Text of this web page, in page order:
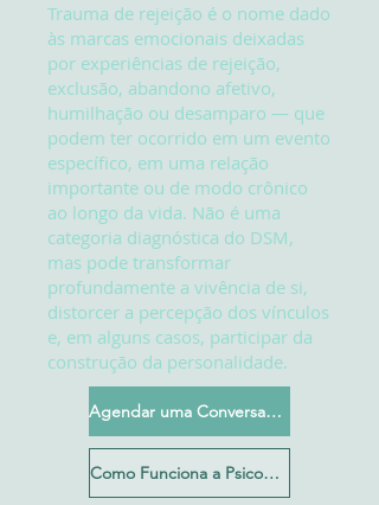
Trauma de rejeição é o nome dado
às marcas emocionais deixadas
por experiências de rejeição,
exclusão, abandono afetivo,
humilhação ou desamparo — que
podem ter ocorrido em um evento
específico, em uma relação
importante ou de modo crônico
ao longo da vida. Não é uma
categoria diagnóstica do DSM,
mas pode transformar
profundamente a vivência de si,
distorcer a percepção dos vínculos
e, em alguns casos, participar da
construção da personalidade.
Agendar uma Conversa Inicial
Como Funciona a Psicoterapia?